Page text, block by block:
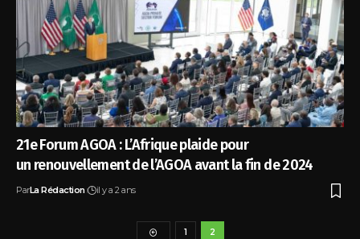
21e Forum AGOA : L’Afrique plaide pour
un renouvellement de l’AGOA avant la fin de 2024
ParLa Rédaction il y a 2 ans
1 2